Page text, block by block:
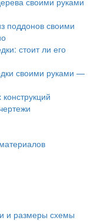
поддонов своими
стоит ли его
своими руками —
и размеры схемы